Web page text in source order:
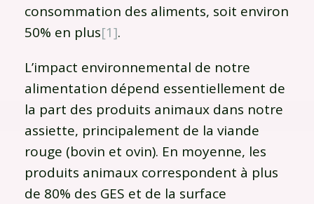
consommation des aliments, soit environ
50% en plus[1].
L’impact environnemental de notre
alimentation dépend essentiellement de
la part des produits animaux dans notre
assiette, principalement de la viande
rouge (bovin et ovin). En moyenne, les
produits animaux correspondent à plus
de 80% des GES et de la surface